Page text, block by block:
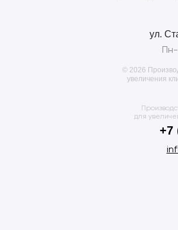
ул.
© 2026
увеличения
для
+7